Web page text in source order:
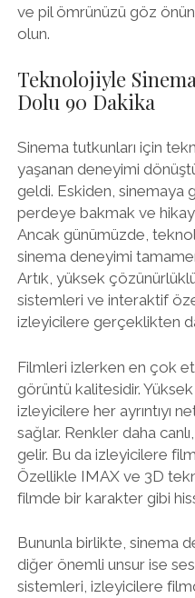
ve pil ömrünüzü göz
olun.
Teknolojiyle
Dolu 90 Dakika
Sinema tutkunları için
yaşanan deneyimi
geldi. Eskiden, sinemaya
perdeye bakmak ve
Ancak günümüzde,
sinema deneyimi
Artık, yüksek
sistemleri ve interaktif
izleyicilere gerçeklikten
Filmleri izlerken en çok
görüntü kalitesidir.
izleyicilere her ayrıntıyı
sağlar. Renkler daha
gelir. Bu da izleyicilere
Özellikle IMAX ve 3D
filmde bir karakter gibi
Bununla birlikte, sinema
diğer önemli unsur ise
sistemleri, izleyicilere